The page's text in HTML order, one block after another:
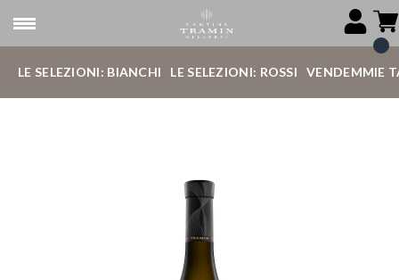
LE SELEZIONI: BIANCHI LE SELEZIONI: ROSSI VENDEMMIE